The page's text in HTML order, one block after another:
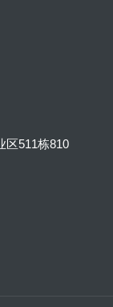
区511栋810